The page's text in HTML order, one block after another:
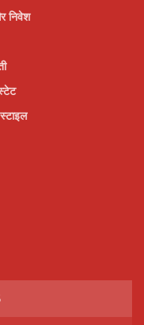
निवेश